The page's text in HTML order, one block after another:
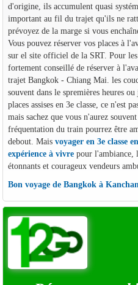
d'origine, ils accumulent quasi
important au fil du trajet qu'ils ne
prévoyez de la marge si vous
Vous pouvez réserver vos places à
sur el site officiel de la SRT. Pour
fortement conseillé de réserver à
trajet Bangkok - Chiang Mai. les
souvent dans le spremières heures
places assises en 3e classe, ce n'est
mais sachez que vous n'aurez
fréquentation du train pourrez être
debout. Mais voyager en 3e classe
expérience à vivrepour l'ambiance,
étonnants et courageux vendeurs
Bon voyage de Bangkok à